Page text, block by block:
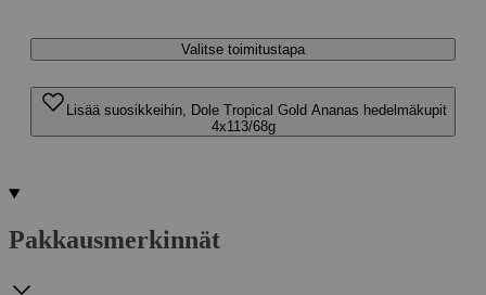
Valitse toimitustapa
Lisää suosikkeihin, Dole Tropical Gold Ananas hedelmäkupit
4x113/68g
Pakkausmerkinnät